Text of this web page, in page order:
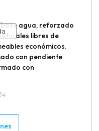
agua, reforzado
libres de
económicos.
con pendiente
con